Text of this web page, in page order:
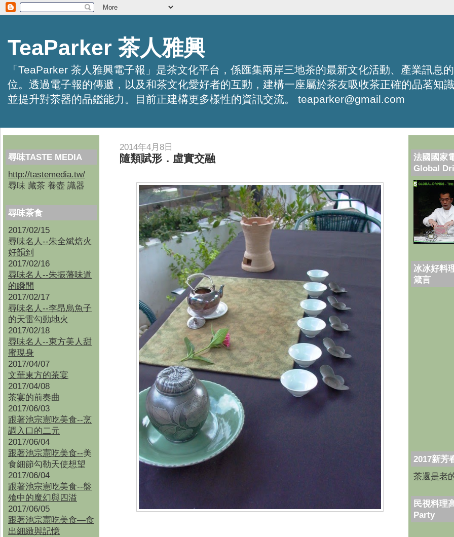
TeaParker 茶人雅興
「TeaParker 茶人雅興電子報」是茶文化平台，係匯集兩岸三地茶的最新文化活動、產業訊息
位。透過電子報的傳遞，以及和茶文化愛好者的互動，建構一座屬於茶友吸收茶正確的品茗知
並提升對茶器的品鑑能力。目前正建構更多樣性的資訊交流。 teaparker@gmail.com
尋味TASTE MEDIA
http://tastemedia.tw/
尋味 藏茶 養壺 識器
尋味茶食
2017/02/15
尋味名人--朱全斌焙火
好韻到
2017/02/16
尋味名人--朱振藩味道
的瞬間
2017/02/17
尋味名人--李昂烏魚子
的天雷勾動地火
2017/02/18
尋味名人--東方美人甜
蜜現身
2017/04/07
文華東方的茶宴
2017/04/08
茶宴的前奏曲
2017/06/03
跟著池宗憲吃美食--烹
調入口的二元
2017/06/04
跟著池宗憲吃美食--美
食細節勾勒天使想望
2017/06/04
跟著池宗憲吃美食--盤
飧中的魔幻與四溢
2017/06/05
跟著池宗憲吃美食—食
出細緻與記憶
2014年4月8日
隨類賦形．虛實交融
法國國家
Global
冰冰好料
箴言
2017新芳
茶還是老
民視料理
Party